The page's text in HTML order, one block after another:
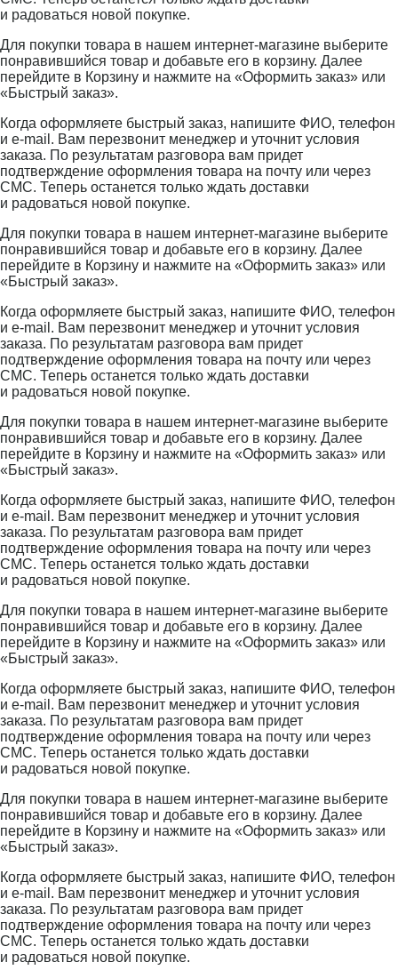
и радоваться новой покупке.
Для покупки товара в нашем интернет-магазине выберите
понравившийся товар и добавьте его в корзину. Далее
перейдите в Корзину и нажмите на «Оформить заказ» или
«Быстрый заказ».
Когда оформляете быстрый заказ, напишите ФИО, телефон
и e-mail. Вам перезвонит менеджер и уточнит условия
заказа. По результатам разговора вам придет
подтверждение оформления товара на почту или через
СМС. Теперь останется только ждать доставки
и радоваться новой покупке.
Для покупки товара в нашем интернет-магазине выберите
понравившийся товар и добавьте его в корзину. Далее
перейдите в Корзину и нажмите на «Оформить заказ» или
«Быстрый заказ».
Когда оформляете быстрый заказ, напишите ФИО, телефон
и e-mail. Вам перезвонит менеджер и уточнит условия
заказа. По результатам разговора вам придет
подтверждение оформления товара на почту или через
СМС. Теперь останется только ждать доставки
и радоваться новой покупке.
Для покупки товара в нашем интернет-магазине выберите
понравившийся товар и добавьте его в корзину. Далее
перейдите в Корзину и нажмите на «Оформить заказ» или
«Быстрый заказ».
Когда оформляете быстрый заказ, напишите ФИО, телефон
и e-mail. Вам перезвонит менеджер и уточнит условия
заказа. По результатам разговора вам придет
подтверждение оформления товара на почту или через
СМС. Теперь останется только ждать доставки
и радоваться новой покупке.
Для покупки товара в нашем интернет-магазине выберите
понравившийся товар и добавьте его в корзину. Далее
перейдите в Корзину и нажмите на «Оформить заказ» или
«Быстрый заказ».
Когда оформляете быстрый заказ, напишите ФИО, телефон
и e-mail. Вам перезвонит менеджер и уточнит условия
заказа. По результатам разговора вам придет
подтверждение оформления товара на почту или через
СМС. Теперь останется только ждать доставки
и радоваться новой покупке.
Для покупки товара в нашем интернет-магазине выберите
понравившийся товар и добавьте его в корзину. Далее
перейдите в Корзину и нажмите на «Оформить заказ» или
«Быстрый заказ».
Когда оформляете быстрый заказ, напишите ФИО, телефон
и e-mail. Вам перезвонит менеджер и уточнит условия
заказа. По результатам разговора вам придет
подтверждение оформления товара на почту или через
СМС. Теперь останется только ждать доставки
и радоваться новой покупке.